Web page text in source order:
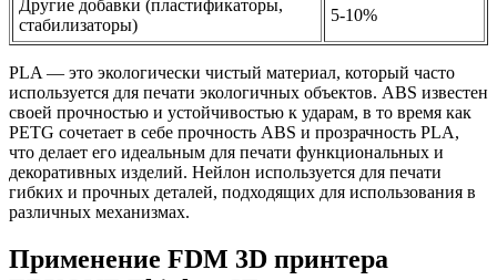
Другие добавки (пластификаторы,
стабилизаторы)
5-10%
PLA — это экологически чистый материал, который часто
используется для печати экологичных объектов. ABS известен
своей прочностью и устойчивостью к ударам, в то время как
PETG сочетает в себе прочность ABS и прозрачность PLA,
что делает его идеальным для печати функциональных и
декоративных изделий. Нейлон используется для печати
гибких и прочных деталей, подходящих для использования в
различных механизмах.
Применение FDM 3D принтера